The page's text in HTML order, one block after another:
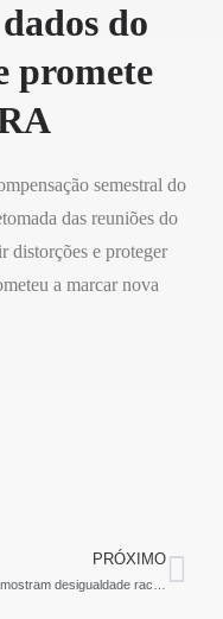
do
promete
semestral do
das reuniões do
distorções e proteger
a marcar nova
PRÓXIMO